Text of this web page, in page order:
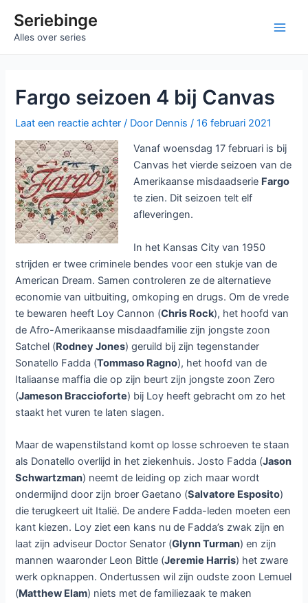
naarSeriebinge
Alles over series
Fargo seizoen 4 bij Canvas
Laat een reactie achter / Door Dennis/16 februari 2021
Vanaf woensdag 17 februari is bij
Canvas het vierde seizoen van de
Amerikaanse misdaadserie Fargo
te zien. Dit seizoen telt elf
afleveringen.
In het Kansas City van 1950
strijden er twee criminele bendes voor een stukje van de
American Dream. Samen controleren ze de alternatieve
economie van uitbuiting, omkoping en drugs. Om de vrede
te bewaren heeft Loy Cannon (Chris Rock), het hoofd van
de Afro-Amerikaanse misdaadfamilie zijn jongste zoon
Satchel (Rodney Jones) geruild bij zijn tegenstander
Sonatello Fadda (Tommaso Ragno), het hoofd van de
Italiaanse maffia die op zijn beurt zijn jongste zoon Zero
(Jameson Braccioforte) bij Loy heeft gebracht om zo het
staakt het vuren te laten slagen.
Maar de wapenstilstand komt op losse schroeven te staan
als Donatello overlijd in het ziekenhuis. Josto Fadda (Jason
Schwartzman) neemt de leiding op zich maar wordt
ondermijnd door zijn broer Gaetano (Salvatore Esposito)
die terugkeert uit Italië. De andere Fadda-leden moeten een
kant kiezen. Loy ziet een kans nu de Fadda’s zwak zijn en
laat zijn adviseur Doctor Senator (Glynn Turman) en zijn
mannen waaronder Leon Bittle (Jeremie Harris) het zware
werk opknappen. Ondertussen wil zijn oudste zoon Lemuel
(Matthew Elam) niets met de familiezaak te maken